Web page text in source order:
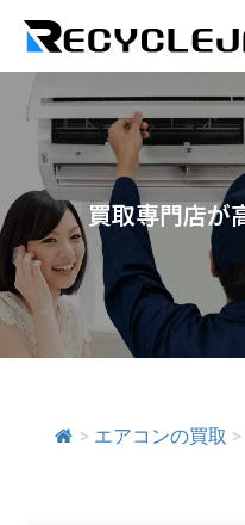
買取専門店が
> エアコンの買取 >